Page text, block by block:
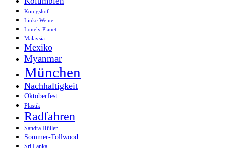
Königshof
Linke Weine
Lonely Planet
Malaysia
Mexiko
Myanmar
München
Nachhaltigkeit
Oktoberfest
Plastik
Radfahren
Sandra Hüller
Sommer-Tollwood
Sri Lanka